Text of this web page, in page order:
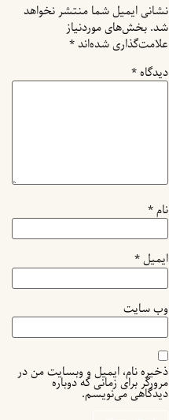
نشانی ایمیل شما منتشر نخواهد
شد. بخش‌های موردنیاز
علامت‌گذاری شده‌اند*
دیدگاه*
نام*
ایمیل*
وب‌ سایت
ذخیره نام، ایمیل و وبسایت من در
مرورگر برای زمانی که دوباره
دیدگاهی می‌نویسم.